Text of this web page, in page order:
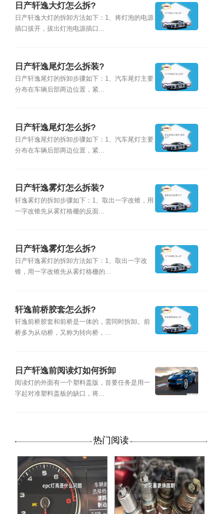
日产轩逸大灯怎么拆?
日产轩逸大灯的拆卸方法如下：1、将灯泡的电源
插口拔开，拔出灯泡电源插口...
日产轩逸尾灯怎么拆装?
日产轩逸尾灯的拆卸步骤如下：1、汽车尾灯主要
分布在车辆后部两边位置，紧...
日产轩逸尾灯怎么拆?
日产轩逸尾灯的拆卸步骤如下：1、汽车尾灯主要
分布在车辆后部两边位置，紧...
日产轩逸雾灯怎么拆装?
轩逸雾灯的拆卸步骤如下：1、取出一字改锥，用
一字改锥先从雾灯格栅的反面...
日产轩逸雾灯怎么拆?
日产轩逸雾灯的拆卸方法如下：1、取出一字改
锥，用一字改锥先从雾灯格栅的...
轩逸前桥胶套怎么拆?
轩逸前桥胶套和前桥是一体的，需同时拆卸。前
桥多为从动桥，又称为转向桥，...
日产轩逸前阅读灯如何拆卸
阅读灯的外面有一个塑料盖版，首要任务是用一
字起对准塑料盖板的缺口，将...
热门阅读